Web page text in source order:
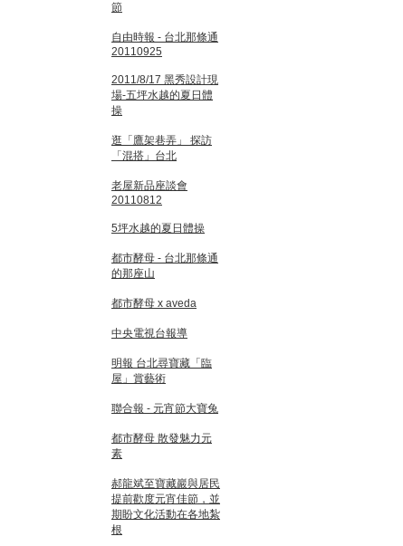
節
自由時報 - 台北那條通
20110925
2011/8/17 黑秀設計現
場-五坪水越的夏日體
操
逛「鷹架巷弄」 探訪
「混搭」台北
老屋新品座談會
20110812
5坪水越的夏日體操
都市酵母 - 台北那條通
的那座山
都市酵母 x aveda
中央電視台報導
明報 台北尋寶藏「臨
屋」賞藝術
聯合報 - 元宵節大寶兔
都市酵母 散發魅力元
素
郝龍斌至寶藏巖與居民
提前歡度元宵佳節，並
期盼文化活動在各地紮
根